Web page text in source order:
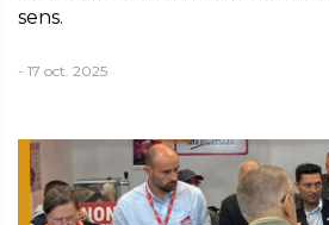
sens.
- 17 oct. 2025